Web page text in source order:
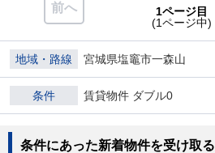
前へ
1ページ目
(1ページ中)
地域・路線 宮城県塩竈市一森山
条件 賃貸物件 ダブル0
条件にあった新着物件を受け取る